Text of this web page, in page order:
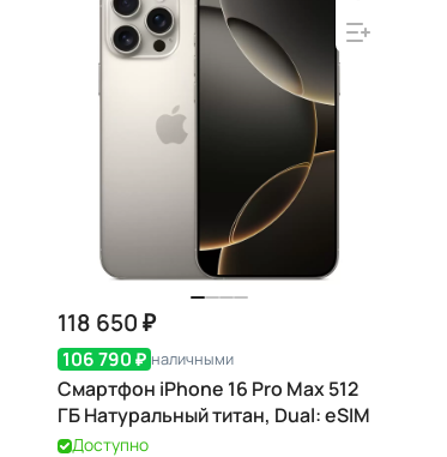
118 650 ₽
106 790 ₽ наличными
Смартфон iPhone 16 Pro Max 512
ГБ Натуральный титан, Dual: eSIM
Доступно